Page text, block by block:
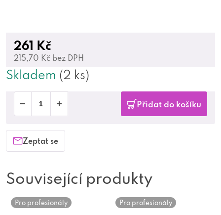
261 Kč
215,70 Kč bez DPH
Skladem (2 ks)
Přidat do košíku
Zeptat se
Související produkty
Pro profesionály Pro profesionály